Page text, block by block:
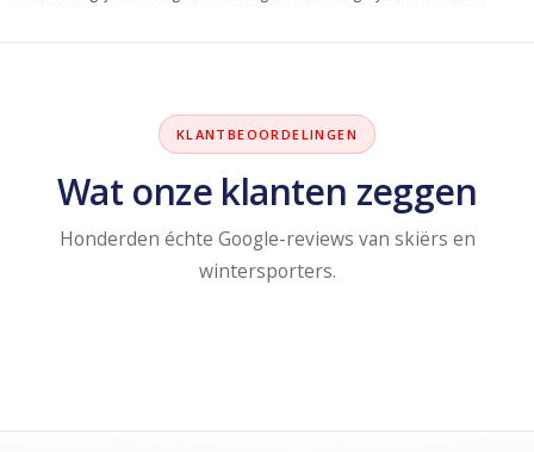
KLANTBEOORDELINGEN
Wat onze klanten zeggen
Honderden échte Google-reviews van skiërs en
wintersporters.